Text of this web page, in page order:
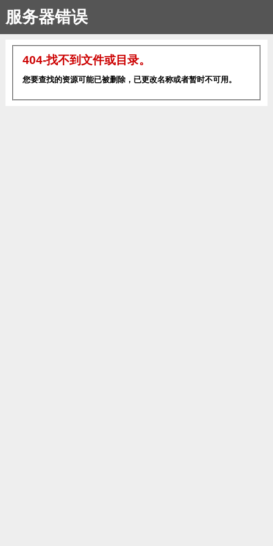
服务器错误
404-找不到文件或目录。
您要查找的资源可能已被删除，已更改名称或者暂时不可用。